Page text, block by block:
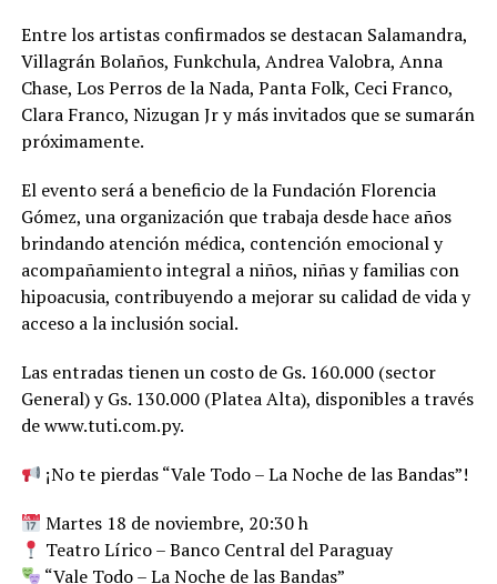
Entre los artistas confirmados se destacan Salamandra,
Villagrán Bolaños, Funkchula, Andrea Valobra, Anna
Chase, Los Perros de la Nada, Panta Folk, Ceci Franco,
Clara Franco, Nizugan Jr y más invitados que se sumarán
próximamente.
El evento será a beneficio de la Fundación Florencia
Gómez, una organización que trabaja desde hace años
brindando atención médica, contención emocional y
acompañamiento integral a niños, niñas y familias con
hipoacusia, contribuyendo a mejorar su calidad de vida y
acceso a la inclusión social.
Las entradas tienen un costo de Gs. 160.000 (sector
General) y Gs. 130.000 (Platea Alta), disponibles a través
de www.tuti.com.py.
¡No te pierdas “Vale Todo – La Noche de las Bandas”!
Martes 18 de noviembre, 20:30 h
Teatro Lírico – Banco Central del Paraguay
“Vale Todo – La Noche de las Bandas”